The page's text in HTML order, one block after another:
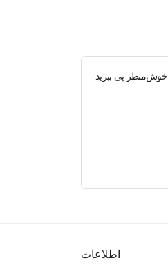
خوش‌منظر پی ببرید
اطلاعات